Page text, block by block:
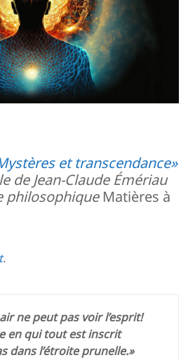
et transcendance»
de Jean-Claude Émériau
philosophique Matières à
.
ne peut pas voir l’esprit!
en qui tout est inscrit
dans l’étroite prunelle.»